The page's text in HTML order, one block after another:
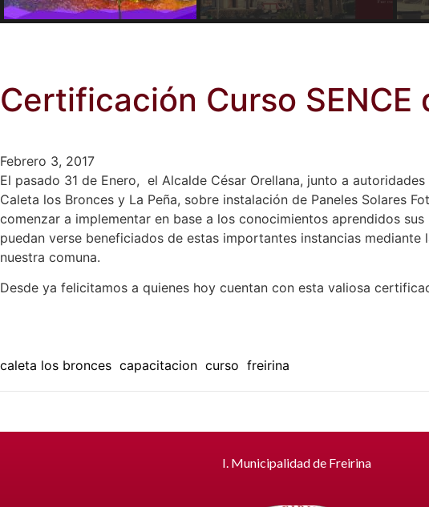
Certificación Curso
Febrero 3, 2017
El pasado 31 de Enero, el Alcalde César Orellana, junto a
Caleta los Bronces y La Peña, sobre instalación de Paneles Solares
comenzar a implementar en base a los conocimientos aprendidos
puedan verse beneficiados de estas importantes instancias
nuestra comuna.
Desde ya felicitamos a quienes hoy cuentan con esta valiosa
caleta los bronces capacitacion curso freirina
I. Municipalidad de Freirina